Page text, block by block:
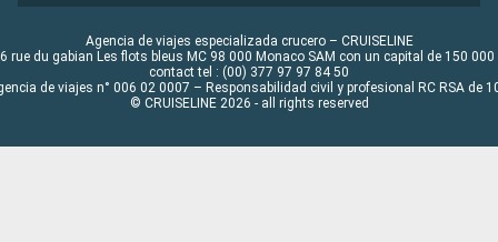
Agencia de viajes especializada crucero – CRUISELINE
rue du gabian Les flots bleus MC 98 000 Monaco SAM con un capital de 150 000
contact tel : (00) 377 97 97 84 50
de viajes n° 006 02 0007 – Responsabilidad civil y profesional RC RSA de
© CRUISELINE 2026 - all rights reserved